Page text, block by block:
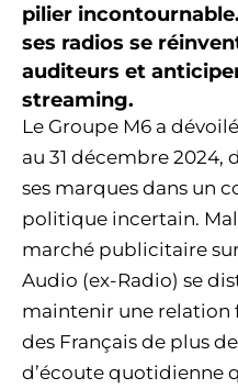
pilier
ses radios se
auditeurs et
streaming.
Le Groupe M6 a
au 31 décembre
ses marques dans un
politique incertain.
marché publicitaire
Audio (ex-Radio) se
maintenir une relation
des Français de plus
d’écoute quotidienne